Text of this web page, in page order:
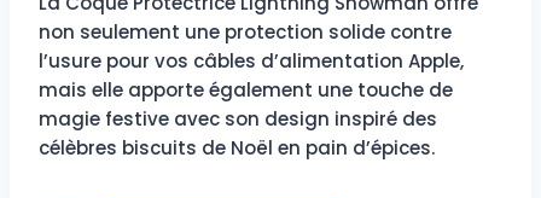
non seulement une protection solide contre
l’usure pour vos câbles d’alimentation Apple,
mais elle apporte également une touche de
magie festive avec son design inspiré des
célèbres biscuits de Noël en pain d’épices.